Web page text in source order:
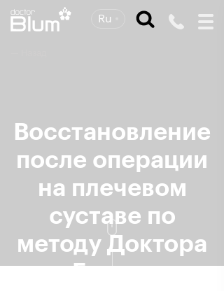
Ru
Восстановление
после операции
на плечевом
суставе по
методу Доктора
Блюма